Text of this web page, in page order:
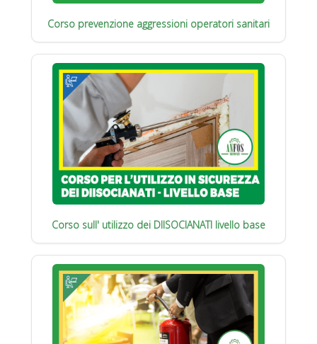
Corso prevenzione aggressioni operatori sanitari
Corso sull' utilizzo dei DIISOCIANATI livello base